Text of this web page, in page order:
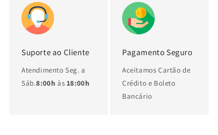
Suporte ao Cliente
Atendimento Seg. a
Sáb.8:00h às 18:00h
Pagamento Seguro
Aceitamos Cartão de
Crédito e Boleto
Bancário